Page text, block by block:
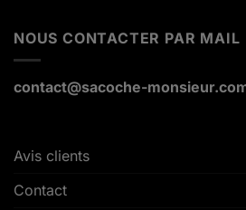
NOUS CONTACTER PAR MAIL
contact@sacoche-
Avis clients
Contact